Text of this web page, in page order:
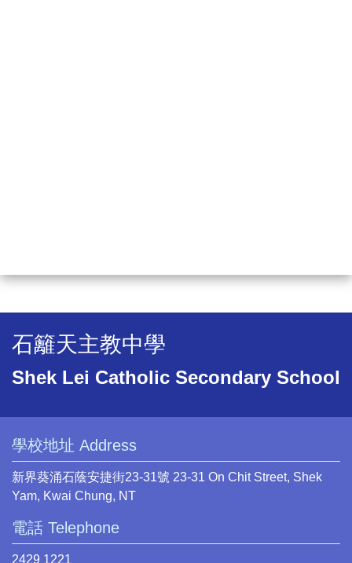
石籬天主教中學
Shek Lei Catholic Secondary School
學校地址 Address
新界葵涌石蔭安捷街23-31號 23-31 On Chit Street, Shek
Yam, Kwai Chung, NT
電話 Telephone
2429 1221